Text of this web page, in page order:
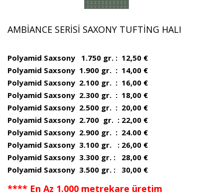
AMBIANCE SERISI SAXONY TUFTING HALI
Polyamid Saxsony 1.750 gr. : 12,50 €
Polyamid Saxsony 1.900 gr. : 14,00 €
Polyamid Saxsony 2.100 gr. : 16,00 €
Polyamid Saxsony 2.300 gr. : 18,00 €
Polyamid Saxsony 2.500 gr. : 20,00 €
Polyamid Saxsony 2.700 gr. : 22,00 €
Polyamid Saxsony 2.900 gr. : 24.00 €
Polyamid Saxsony 3.100 gr. : 26,00 €
Polyamid Saxsony 3.300 gr. : 28,00 €
Polyamid Saxsony 3.500 gr. : 30,00 €
**** En Az 1.000 metrekare üretim